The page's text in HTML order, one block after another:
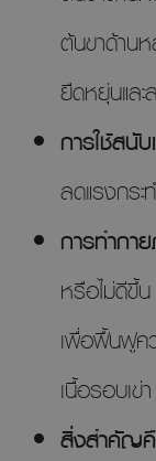
ต้นขาด้าน
ยืดหยุ่นแล
การใช้สนับ
ลดแรงกระ
การทำกา
หรือไม่ดีขึ้
เพื่อฟื้นฟูค
เนื้อรอบเข่า
สิ่งสำคัญ